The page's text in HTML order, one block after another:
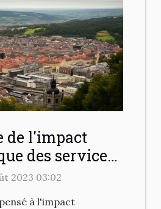
de l'impact
des services
d'urgence à
Arlon
2023 03:02
à l'impact